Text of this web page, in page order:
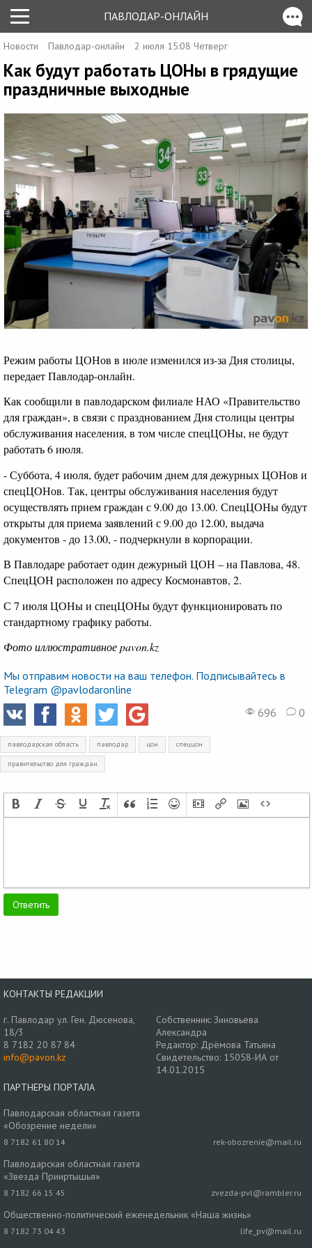
ПАВЛОДАР-ОНЛАЙН
Новости Павлодар-онлайн 2 июля 15:08 Четверг
Как будут работать ЦОНы в грядущие
праздничные выходные
Режим работы ЦОНов в июле изменился из-за Дня столицы,
передает Павлодар-онлайн.
Как сообщили в павлодарском филиале НАО «Правительство
для граждан», в связи с празднованием Дня столицы центры
обслуживания населения, в том числе спецЦОНы, не будут
работать 6 июля.
- Суббота, 4 июля, будет рабочим днем для дежурных ЦОНов и
спецЦОНов. Так, центры обслуживания населения будут
осуществлять прием граждан с 9.00 до 13.00. СпецЦОНы будут
открыты для приема заявлений с 9.00 до 12.00, выдача
документов - до 13.00, - подчеркнули в корпорации.
В Павлодаре работает один дежурный ЦОН – на Павлова, 48.
СпецЦОН расположен по адресу Космонавтов, 2.
С 7 июля ЦОНы и спецЦОНы будут функционировать по
стандартному графику работы.
Фото иллюстративное pavon.kz
Мы отправим новости на ваш телефон. Подписывайтесь в
Telegram @pavlodaronline
696
0
павлодарская область павлодар цон спеццон
правительство для граждан
КОНТАКТЫ РЕДАКЦИИ
г. Павлодар ул. Ген. Дюсенова,
18/3
8 7182 20 87 84
info@pavon.kz
Собственник: Зиновьева
Александра
Редактор: Дрёмова Татьяна
Свидетельство: 15058-ИА от
14.01.2015
ПАРТНЕРЫ ПОРТАЛА
Павлодарская областная газета
«Обозрение недели»
8 7182 61 80 14 rek-obozrenie@mail.ru
Павлодарская областная газета
«Звезда Прииртышья»
8 7182 66 15 45 zvezda-pvl@rambler.ru
Общественно-политический еженедельник «Наша жизнь»
8 7182 73 04 43 life_pv@mail.ru